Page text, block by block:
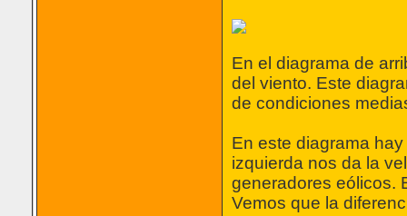
En el diagrama de
del viento. Este
de condiciones
En este diagrama
izquierda nos da la
generadores eólicos.
Vemos que la